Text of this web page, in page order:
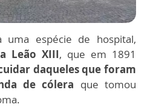
espécie de hospital,
Leão XIII, que em 1891
daqueles que foram
de cólera que tomou